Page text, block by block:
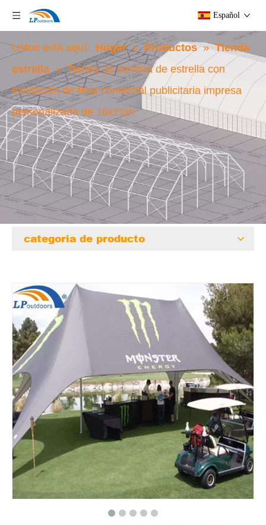
Español
Usted está aquí: Hogar » Productos » Tienda
estrella » Tienda de sombra de estrella con
exhibición de feria comercial publicitaria impresa
personalizada de 16x21m
categoria de producto